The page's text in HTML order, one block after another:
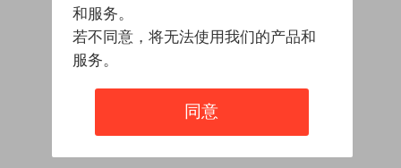
和服务。
若不同意，将无法使用我们的产品和
服务。
同意